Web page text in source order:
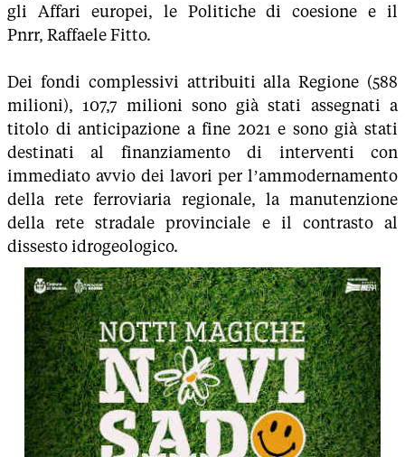
gli Affari europei, le Politiche di coesione e il
Pnrr, Raffaele Fitto.
Dei fondi complessivi attribuiti alla Regione (588
milioni), 107,7 milioni sono già stati assegnati a
titolo di anticipazione a fine 2021 e sono già stati
destinati al finanziamento di interventi con
immediato avvio dei lavori per l’ammodernamento
della rete ferroviaria regionale, la manutenzione
della rete stradale provinciale e il contrasto al
dissesto idrogeologico.